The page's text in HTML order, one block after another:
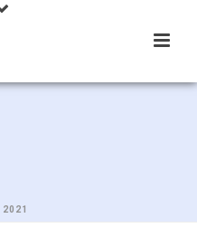
2021